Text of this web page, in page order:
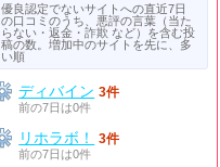
優良認定でないサイトへの直近7日
の口コミのうち、悪評の言葉（当た
らない・返金・詐欺 など）を含む投
稿の数。増加中のサイトを先に、多
い順
ディバイン 3件
前の7日は0件
リホラボ！
3件
前の7日は0件